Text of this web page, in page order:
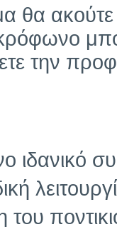
θα
την
του